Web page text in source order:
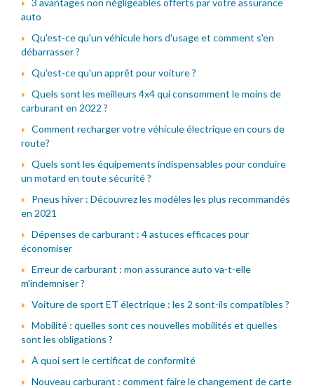
3 avantages non négligeables offerts par votre assurance
auto
Qu'est-ce qu'un véhicule hors d'usage et comment s'en
débarrasser ?
Qu'est-ce qu'un apprêt pour voiture ?
Quels sont les meilleurs 4x4 qui consomment le moins de
carburant en 2022 ?
Comment recharger votre véhicule électrique en cours de
route?
Quels sont les équipements indispensables pour conduire
un motard en toute sécurité ?
Pneus hiver : Découvrez les modèles les plus recommandés
en 2021
Dépenses de carburant : 4 astuces efficaces pour
économiser
Erreur de carburant : mon assurance auto va-t-elle
m'indemniser ?
Voiture de sport ET électrique : les 2 sont-ils compatibles ?
Mobilité : quelles sont ces nouvelles mobilités et quelles
sont les obligations ?
À quoi sert le certificat de conformité
Nouveau carburant : comment faire le changement de carte